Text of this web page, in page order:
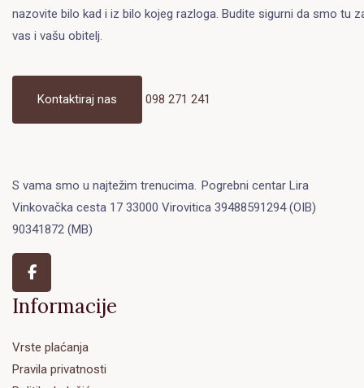
nazovite bilo kad i iz bilo kojeg razloga. Budite sigurni da smo tu
vas i vašu obitelj.
Kontaktiraj nas 098 271 241
S vama smo u najtežim trenucima. Pogrebni centar Lira
Vinkovačka cesta 17 33000 Virovitica 39488591294 (OIB)
90341872 (MB)
Informacije
Vrste plaćanja
Pravila privatnosti